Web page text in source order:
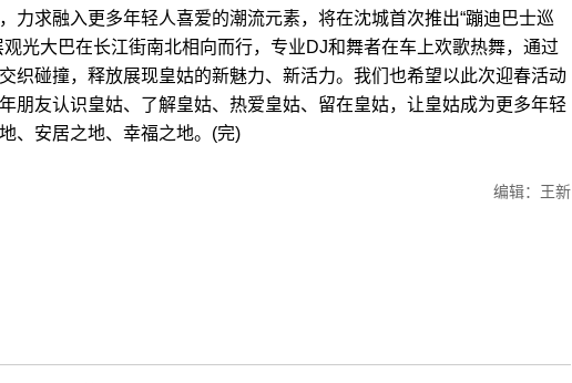
求融入更多年轻人喜爱的潮流元素，将在沈城首次推出“蹦迪巴士巡
观光大巴在长江街南北相向而行，专业DJ和舞者在车上欢歌热舞，通过
织碰撞，释放展现皇姑的新魅力、新活力。我们也希望以此次迎春活动
朋友认识皇姑、了解皇姑、热爱皇姑、留在皇姑，让皇姑成为更多年轻
、安居之地、幸福之地。(完)
编辑：王新